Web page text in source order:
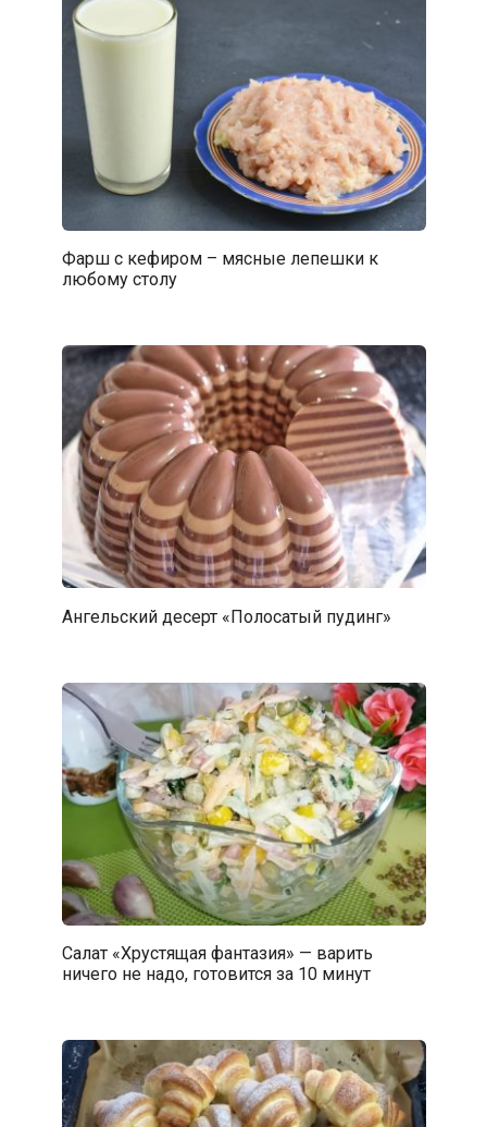
Фарш с кефиром – мясные лепешки к
любому столу
Ангельский десерт «Полосатый пудинг»
Салат «Хрустящая фантазия» — варить
ничего не надо, готовится за 10 минут